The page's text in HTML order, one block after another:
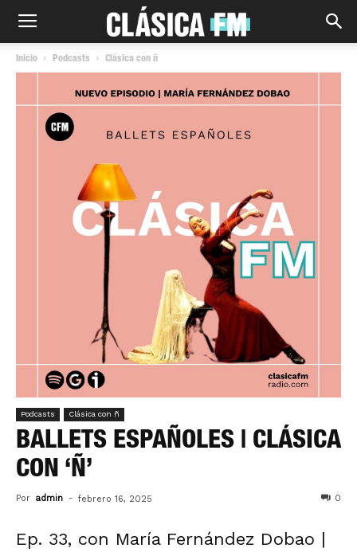
Inicio Podcasts Clásica con ñ
Podcasts Clásica con ñ
BALLETS ESPAÑOLES | CLÁSICA
CON ‘Ñ’
Por admin - febrero 16, 2025 0
Ep. 33, con María Fernández Dobao |